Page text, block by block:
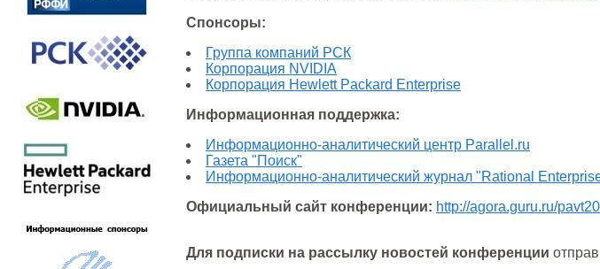
Cпонсоры:
Группа компаний РСК
Корпорация NVIDIA
Корпорация Hewlett Packard Enterprise
Информационная поддержка:
Информационно-аналитический центр Parallel.ru
Газета "Поиск"
Информационно-аналитический журнал "Rational
Официальный сайт конференции: http://agora.guru.ru/
Для подписки на рассылку новостей конференции